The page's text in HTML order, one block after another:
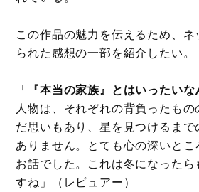
この作品の魅力を伝えるため、
られた感想の一部を紹介したい。
「 『本当の家族』とはいったい
人物は、それぞれの背負ったも
だ思いもあり、星を見つけるま
ありません。とても心の深いと
お話でした。これは冬になった
すね」（レビュアー）